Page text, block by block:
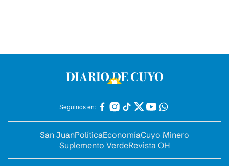
Seguinos en:
San JuanPolíticaEconomíaCuyo Minero
Suplemento VerdeRevista OH